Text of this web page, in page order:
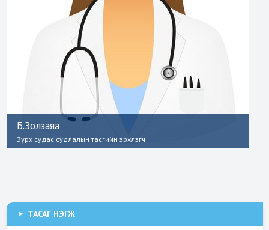
Б.Золзаяа
Зүрх судас судлалын тасгийн эрхлэгч
ТАСАГ НЭГЖ